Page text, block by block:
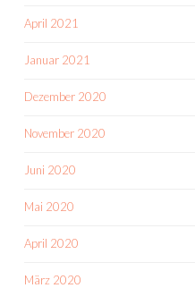
April 2021
Januar 2021
Dezember 2020
November 2020
Juni 2020
Mai 2020
April 2020
März 2020